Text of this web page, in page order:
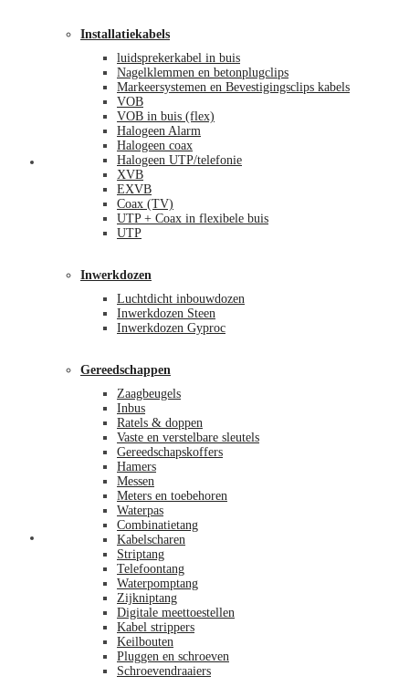
Mijn account
Installatiekabels
luidsprekerkabel in buis
Nagelklemmen en betonplugclips
Markeersystemen en Bevestigingsclips kabels
VOB
VOB in buis (flex)
Halogeen Alarm
Halogeen coax
Halogeen UTP/telefonie
XVB
EXVB
Coax (TV)
UTP + Coax in flexibele buis
UTP
Inwerkdozen
Luchtdicht inbouwdozen
Inwerkdozen Steen
Inwerkdozen Gyproc
Gereedschappen
Zaagbeugels
Inbus
Ratels & doppen
Vaste en verstelbare sleutels
Gereedschapskoffers
Hamers
Messen
Meters en toebehoren
Waterpas
Combinatietang
Kabelscharen
Striptang
Telefoontang
Waterpomptang
Zijkniptang
Digitale meettoestellen
Kabel strippers
Keilbouten
Pluggen en schroeven
Schroevendraaiers